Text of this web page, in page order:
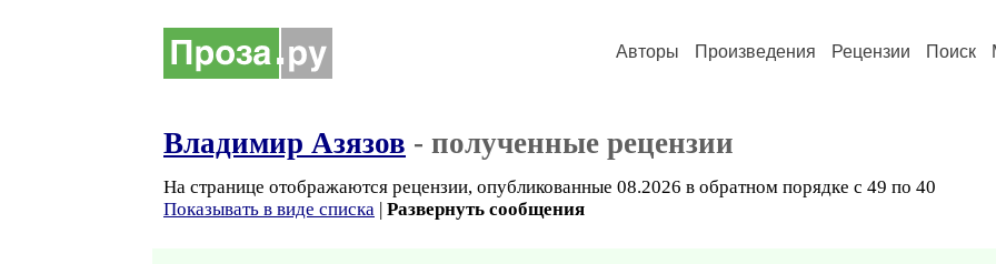
Авторы Произведения Рецензии Поиск
Владимир Азязов - полученные рецензии
На странице отображаются рецензии, опубликованные 08.2026 в обратном порядке с 49 по 40
Показывать в виде списка | Развернуть сообщения